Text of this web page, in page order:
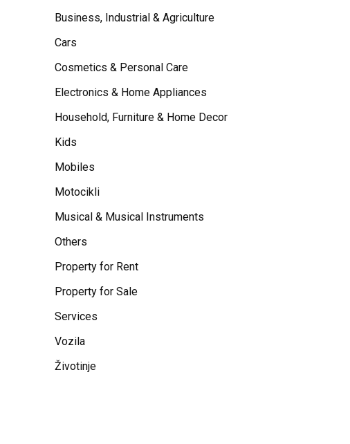
Business, Industrial & Agriculture
Cars
Cosmetics & Personal Care
Electronics & Home Appliances
Household, Furniture & Home Decor
Kids
Mobiles
Motocikli
Musical & Musical Instruments
Others
Property for Rent
Property for Sale
Services
Vozila
Životinje